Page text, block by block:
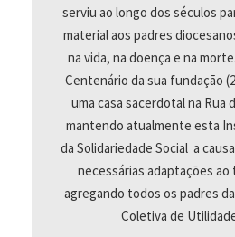
serviu ao longo dos séculos
material aos padres
na vida, na doença e na
Centenário da sua fundação
uma casa sacerdotal na Rua
mantendo atualmente esta
da Solidariedade Social a
necessárias adaptações
agregando todos os padres
Coletiva de